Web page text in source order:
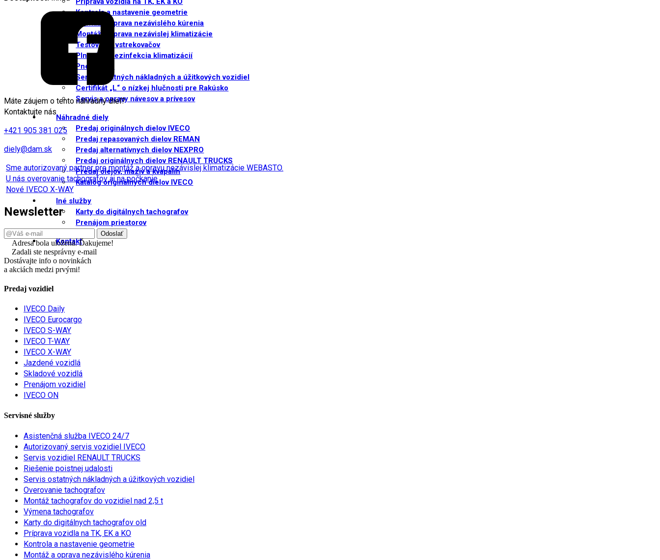
Kontrola a nastavenie geometrie
Montáž a oprava nezávislého kúrenia
Montáž a oprava nezávislej klimatizácie
Testovanie vstrekovačov
Plnenie a dezinfekcia klimatizácií
Pneuservis
Servis ostatných nákladných a úžitkových vozidiel
Certifikát „L“ o nízkej hlučnosti pre Rakúsko
Servis a opravy návesov a prívesov
Náhradné diely
Predaj originálnych dielov IVECO
Predaj repasovaných dielov REMAN
Predaj alternatívnych dielov NEXPRO
Predaj originálnych dielov RENAULT TRUCKS
Predaj olejov, mazív a kvapalín
Katalóg originálnych dielov IVECO
Iné služby
Karty do digitálnych tachografov
Prenájom priestorov
Kontakt
Máte záujem o tento náhradný diel?
Kontaktujte nás
+421 905 381 025
diely@dam.sk
Sme autorizovaný partner pre montáž a opravu nezávislej klimatizácie WEBASTO.
U nás overovanie tachografov aj na počkanie
Nové IVECO X-WAY
Newsletter
Adresa bola uložená. Ďakujeme!
Zadali ste nesprávny e-mail
Dostávajte info o novinkách
a akciách medzi prvými!
Predaj vozidiel
IVECO Daily
IVECO Eurocargo
IVECO S-WAY
IVECO T-WAY
IVECO X-WAY
Jazdené vozidlá
Skladové vozidlá
Prenájom vozidiel
IVECO ON
Servisné služby
Asistenčná služba IVECO 24/7
Autorizovaný servis vozidiel IVECO
Servis vozidiel RENAULT TRUCKS
Riešenie poistnej udalosti
Servis ostatných nákladných a úžitkových vozidiel
Overovanie tachografov
Montáž tachografov do vozidiel nad 2,5 t
Výmena tachografov
Karty do digitálnych tachografov old
Príprava vozidla na TK, EK a KO
Kontrola a nastavenie geometrie
Montáž a oprava nezávislého kúrenia